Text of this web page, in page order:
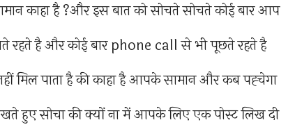
काहा है ?और इस बात को सोचते सोचते कोई बार आप
है और कोई बार phone call से भी पूछते रहते है
मिल पाता है की काहा है आपके सामान और कब पह्चेगा
सोचा की क्यों ना में आपके लिए एक पोस्ट लिख दी